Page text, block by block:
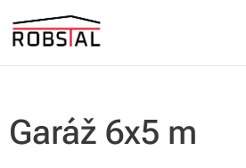
Garáž 6x5 m